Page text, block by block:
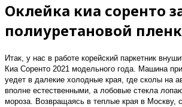
Оклейка киа соренто
полиуретановой
Итак, у нас в работе корейский паркетник
Киа Соренто 2021 модельного года. Машина
уедет в далекие холодные края, где сколы на
вполне естественными, а лобовые стекла
мороза. Возвращаясь в теплые края в Москву,